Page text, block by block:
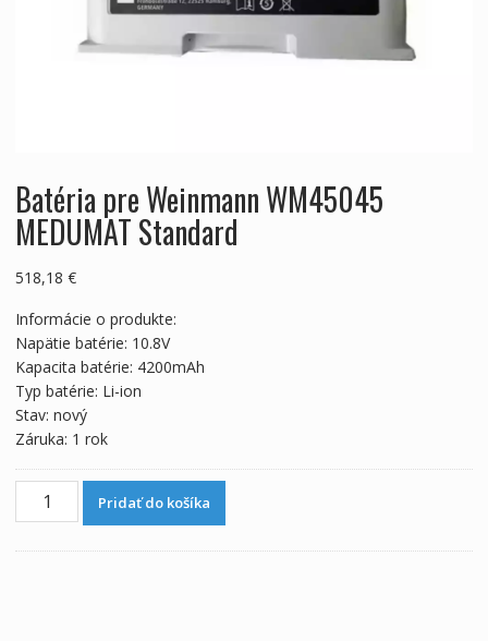
Batéria pre Weinmann WM45045
MEDUMAT Standard
518,18 €
Informácie o produkte:
Napätie batérie: 10.8V
Kapacita batérie: 4200mAh
Typ batérie: Li-ion
Stav: nový
Záruka: 1 rok
množstvo
Batéria
Pridať do košíka